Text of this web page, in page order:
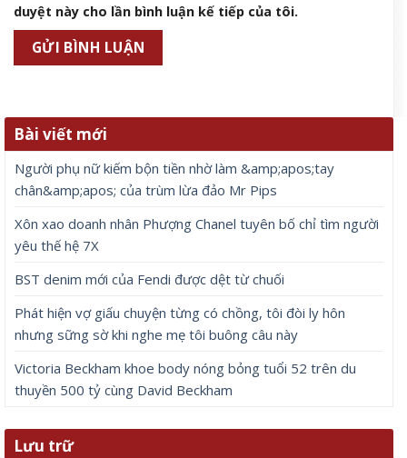
duyệt này cho lần bình luận kế tiếp của tôi.
Bài viết mới
Người phụ nữ kiếm bộn tiền nhờ làm &amp;apos;tay
chân&amp;apos; của trùm lừa đảo Mr Pips
Xôn xao doanh nhân Phượng Chanel tuyên bố chỉ tìm người
yêu thế hệ 7X
BST denim mới của Fendi được dệt từ chuối
Phát hiện vợ giấu chuyện từng có chồng, tôi đòi ly hôn
nhưng sững sờ khi nghe mẹ tôi buông câu này
Victoria Beckham khoe body nóng bỏng tuổi 52 trên du
thuyền 500 tỷ cùng David Beckham
Lưu trữ